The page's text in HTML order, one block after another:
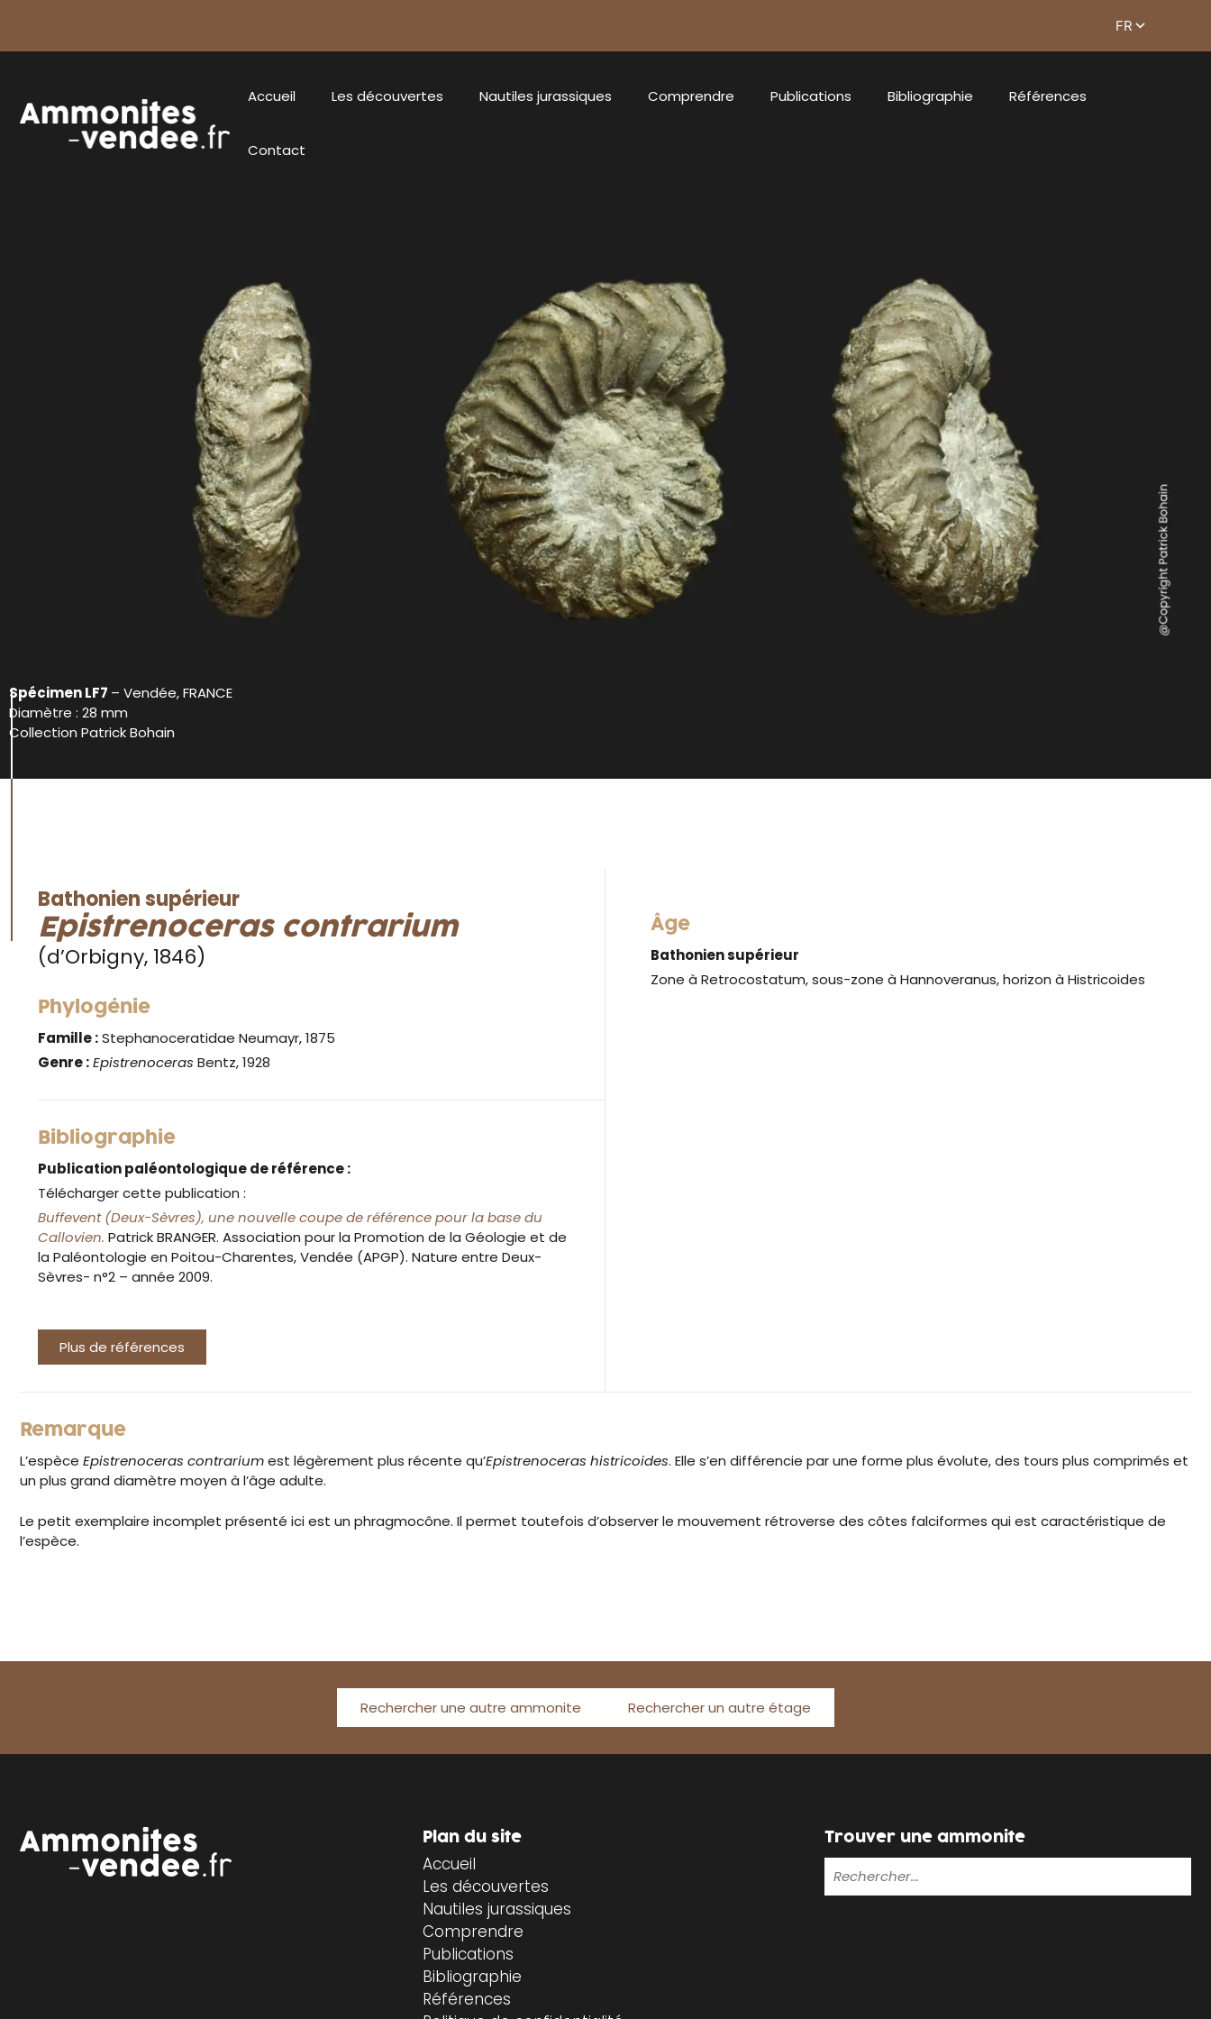
Accueil Les découvertes Nautiles jurassiques Comprendre Publications Bibliographie Références
Contact
Spécimen LF7 – Vendée, FRANCE
Diamètre : 28 mm
Collection Patrick Bohain
Bathonien supérieur
Epistrenoceras contrarium
(d’Orbigny, 1846)
Phylogénie
Famille :Stephanoceratidae Neumayr, 1875
Genre :Epistrenoceras Bentz, 1928
Bibliographie
Publication paléontologique de référence :
Télécharger cette publication :
Buffevent (Deux-Sèvres), une nouvelle coupe de référence pour la base du
Callovien. Patrick BRANGER. Association pour la Promotion de la Géologie et de
la Paléontologie en Poitou-Charentes, Vendée (APGP). Nature entre Deux-
Sèvres- n°2 – année 2009.
Plus de références
Âge
Bathonien supérieur
Zone à Retrocostatum, sous-zone à Hannoveranus, horizon à Histricoides
Remarque
L’espèce Epistrenoceras contrariumest légèrement plus récente qu’Epistrenoceras histricoides. Elle s’en différencie par une forme plus évolute, des tours plus comprimés et
un plus grand diamètre moyen à l’âge adulte.
Le petit exemplaire incomplet présenté ici est un phragmocône. Il permet toutefois d’observer le mouvement rétroverse des côtes falciformes qui est caractéristique de
l’espèce.
Rechercher une autre ammonite Rechercher un autre étage
Plan du site
Accueil
Les découvertes
Nautiles jurassiques
Comprendre
Publications
Bibliographie
Références
Trouver une ammonite